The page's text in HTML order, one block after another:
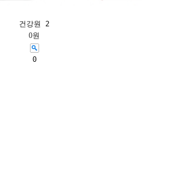
건강원 2
0원
0